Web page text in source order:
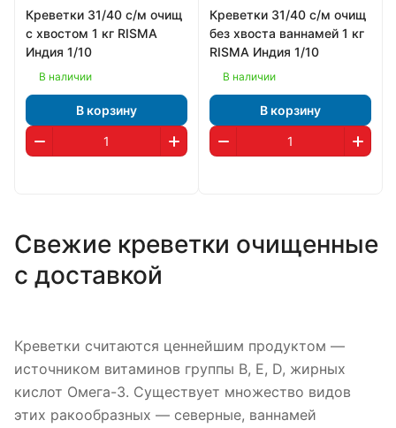
Креветки 31/40 с/м очищ
с хвостом 1 кг RISMA
Индия 1/10
В наличии
В корзину
Креветки 31/40 с/м очищ
без хвоста ваннамей 1 кг
RISMA Индия 1/10
В наличии
В корзину
Свежие креветки очищенные
с доставкой
Креветки считаются ценнейшим продуктом —
источником витаминов группы B, E, D, жирных
кислот Омега-3. Существует множество видов
этих ракообразных — северные, ваннамей